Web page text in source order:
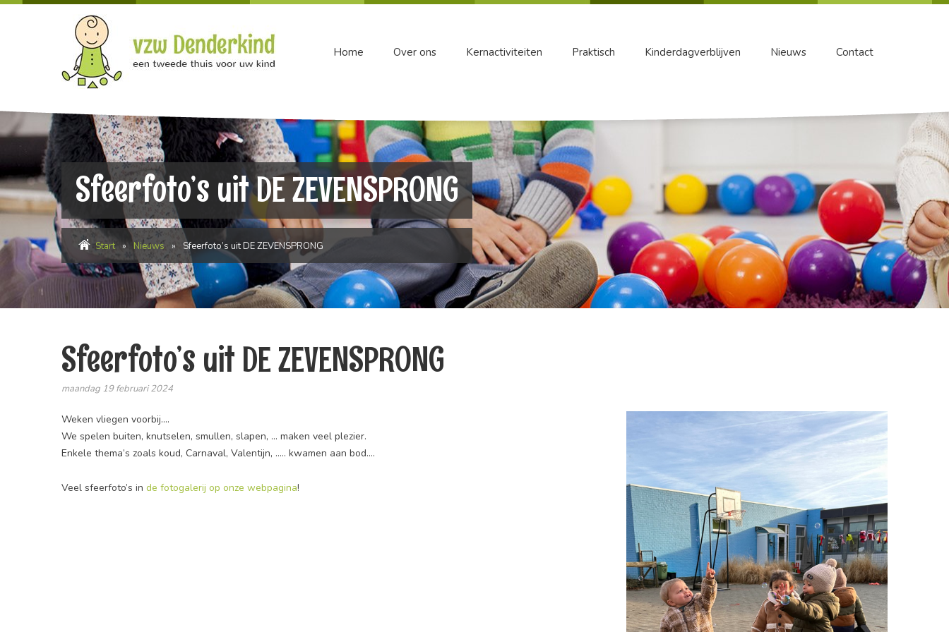
Home Over ons Kernactiviteiten Praktisch Kinderdagverblijven Nieuws Contact
Sfeerfoto’s uit DE ZEVENSPRONG
Start » Nieuws » Sfeerfoto’s uit DE ZEVENSPRONG
Sfeerfoto’s uit DE ZEVENSPRONG
maandag 19 februari 2024
Weken vliegen voorbij….
We spelen buiten, knutselen, smullen, slapen, … maken veel plezier.
Enkele thema’s zoals koud, Carnaval, Valentijn, ….. kwamen aan bod….
Veel sfeerfoto’s in de fotogalerij op onze webpagina!